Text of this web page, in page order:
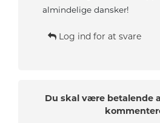
almindelige dansker!
Log ind for at svare
Du skal være betalende